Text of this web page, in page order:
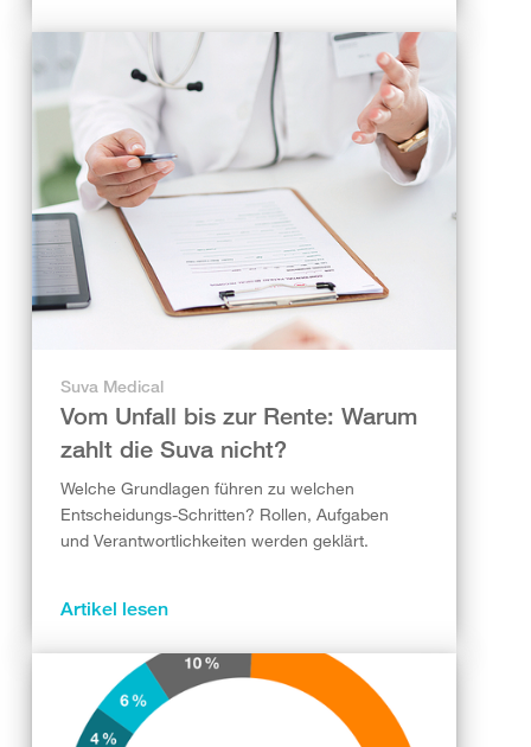
Suva Medical
Vom Unfall bis zur Rente: Warum
zahlt die Suva nicht?
Welche Grundlagen führen zu welchen
Entscheidungs-Schritten? Rollen, Aufgaben
und Verantwortlichkeiten werden geklärt.
Artikel lesen